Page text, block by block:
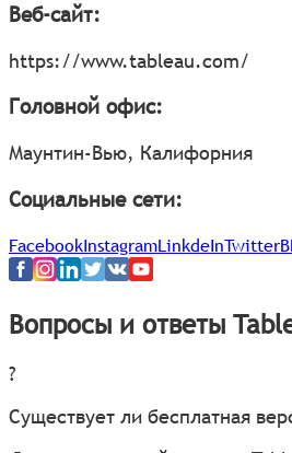
Веб-сайт:
https://www.tableau.com/
Головной офис:
Маунтин-Вью, Калифорния
Социальные сети:
FacebookInstagramLinkdeInTwitter
Вопросы и ответы
?
Существует ли бесплатная